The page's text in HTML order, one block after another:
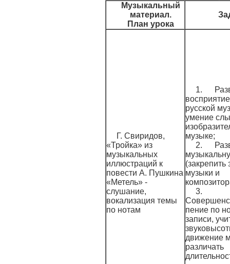
Музыкальный
материал.
План урока
Г. Свиридов,
«Тройка» из
музыкальных
иллюстраций к
повести А. Пушкина
«Метель» -
слушание,
вокализация темы
по нотам
1.
русской
умение
музыке;
2.
(закрепить
музыки и
3.
пение по
записи,
движение
различать